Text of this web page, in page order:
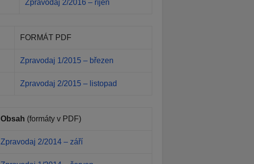
Zpravodaj 2/2016 – říjen
FORMÁT PDF
Zpravodaj 1/2015 – březen
Zpravodaj 2/2015 – listopad
Obsah (formáty v PDF)
Zpravodaj 2/2014 – září